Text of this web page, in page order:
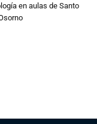
en aulas de Santo